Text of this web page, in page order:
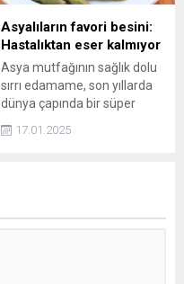
Asyalıların favori besini:
Hastalıktan eser kalmıyor
Asya mutfağının sağlık dolu
sırrı edamame, son yıllarda
dünya çapında bir süper
17.01.2025